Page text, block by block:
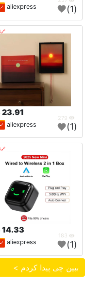
aliexpress (1)
🔗404?
23.91 $
aliexpress (1)
🔗404?
14.33 $
aliexpress (1)
ببین چی پیدا کردم >